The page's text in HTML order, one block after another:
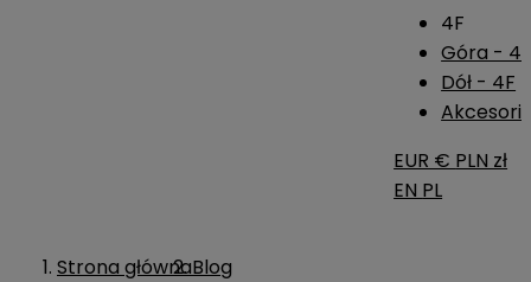
4F
Góra -
Dół - 4F
EUR € PLN zł
EN PL
Strona głównaBlog